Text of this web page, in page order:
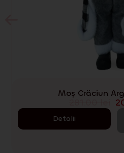
Moș Crăciun
Detalii